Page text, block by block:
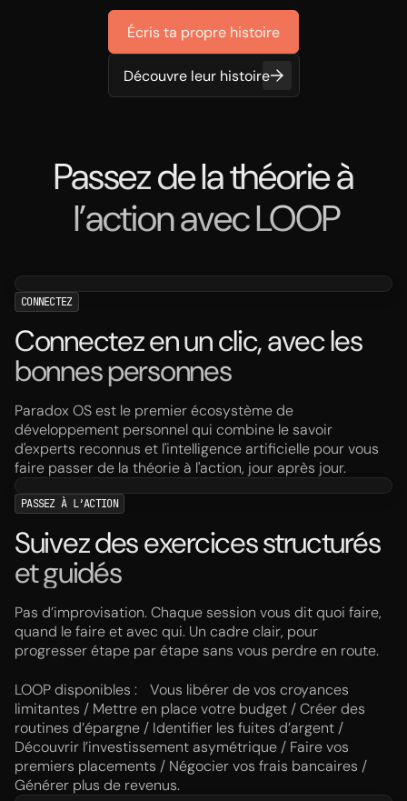
Écris ta propre histoire
Découvre leur histoire
Passez de la théorie à
l’action avec LOOP
CONNECTEZ
Connectez en un clic, avec les
bonnes personnes
Paradox OS est le premier écosystème de
développement personnel qui combine le savoir
d'experts reconnus et l'intelligence artificielle pour vous
faire passer de la théorie à l'action, jour après jour.
PASSEZ À L’ACTION
Suivez des exercices structurés
et guidés
Pas d’improvisation. Chaque session vous dit quoi faire,
quand le faire et avec qui. Un cadre clair, pour
progresser étape par étape sans vous perdre en route.
LOOP disponibles : Vous libérer de vos croyances
limitantes / Mettre en place votre budget / Créer des
routines d’épargne / Identifier les fuites d’argent /
Découvrir l’investissement asymétrique / Faire vos
premiers placements / Négocier vos frais bancaires /
Générer plus de revenus.